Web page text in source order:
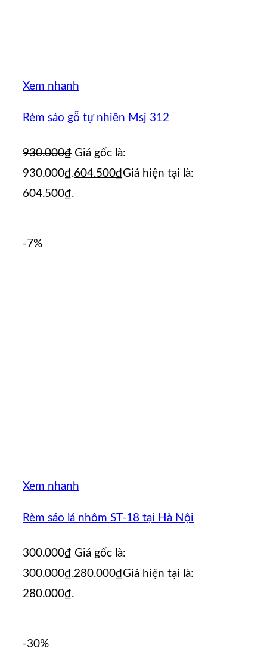
Xem nhanh
Rèm sáo gỗ tự nhiên Msj 312
930.000₫ Giá gốc là:
930.000₫.604.500₫Giá hiện tại là:
604.500₫.
-7%
Xem nhanh
Rèm sáo lá nhôm ST-18 tại Hà Nội
300.000₫ Giá gốc là:
300.000₫.280.000₫Giá hiện tại là:
280.000₫.
-30%